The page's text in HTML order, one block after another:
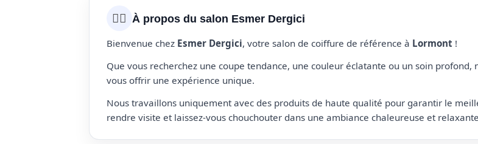
💇‍♀️ À propos du salon Esmer Dergici
Bienvenue chez Esmer Dergici, votre salon de coiffure de référence à Lormont !
Que vous recherchez une coupe tendance, une couleur éclatante ou un soin
vous offrir une expérience unique.
Nous travaillons uniquement avec des produits de haute qualité pour garantir le
rendre visite et laissez-vous chouchouter dans une ambiance chaleureuse et